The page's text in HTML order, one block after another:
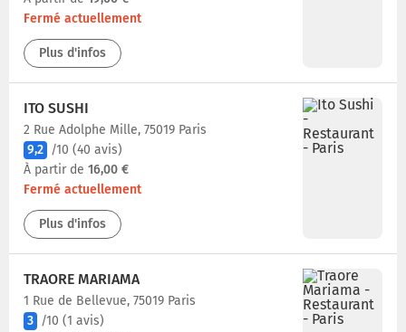
Fermé actuellement
Plus d'infos
ITO SUSHI
2 Rue Adolphe Mille, 75019 Paris
9,2 /10 (40 avis)
À partir de 16,00 €
Fermé actuellement
Plus d'infos
TRAORE MARIAMA
1 Rue de Bellevue, 75019 Paris
3 /10 (1 avis)